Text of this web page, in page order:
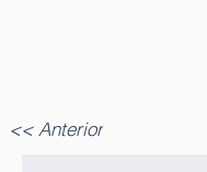
<< Anterior